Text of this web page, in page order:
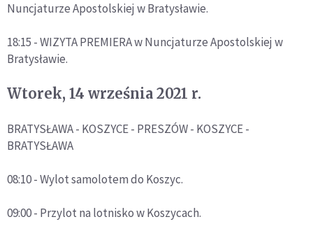
Nuncjaturze Apostolskiej w Bratysławie.
18:15 - WIZYTA PREMIERA w Nuncjaturze Apostolskiej w
Bratysławie.
Wtorek, 14 września 2021 r.
BRATYSŁAWA - KOSZYCE - PRESZÓW - KOSZYCE -
BRATYSŁAWA
08:10 - Wylot samolotem do Koszyc.
09:00 - Przylot na lotnisko w Koszycach.